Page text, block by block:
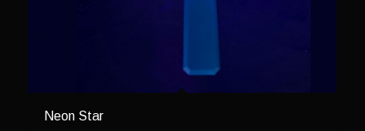
Neon Star